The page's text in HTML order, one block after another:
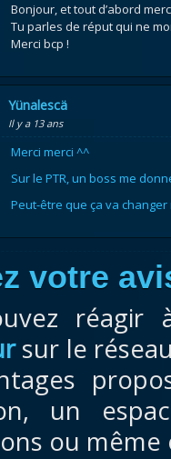
Bonjour, et tout d’abord
Tu parles de réput qui ne
Merci bcp !
Yünalescä
Il y a 13 ans
Merci merci ^^
Sur le PTR, un boss me
Peut-être que ça va changer
votre
sur le
un
ou